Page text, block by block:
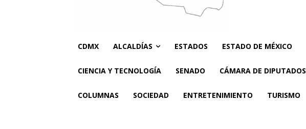
CDMX ALCALDÍAS ESTADOS ESTADO DE MÉXICO
CIENCIA Y TECNOLOGÍA SENADO CÁMARA DE DIPUTADOS
COLUMNAS SOCIEDAD ENTRETENIMIENTO TURISMO